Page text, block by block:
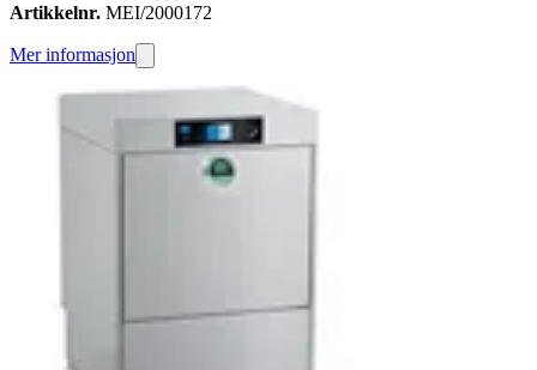
Artikkelnr. MEI/2000172
Mer informasjon